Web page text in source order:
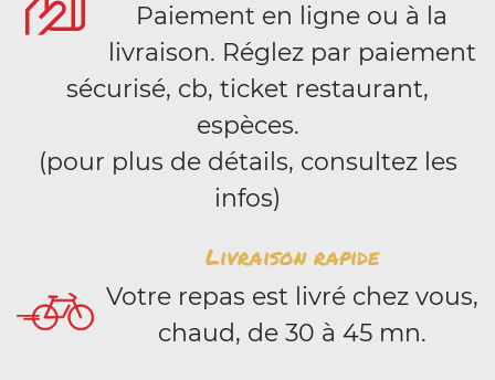
Paiement en ligne ou à la
livraison. Réglez par paiement
sécurisé, cb, ticket restaurant,
espèces.
(pour plus de détails, consultez les
infos)
Livraison rapide
Votre repas est livré chez vous,
chaud, de 30 à 45 mn.